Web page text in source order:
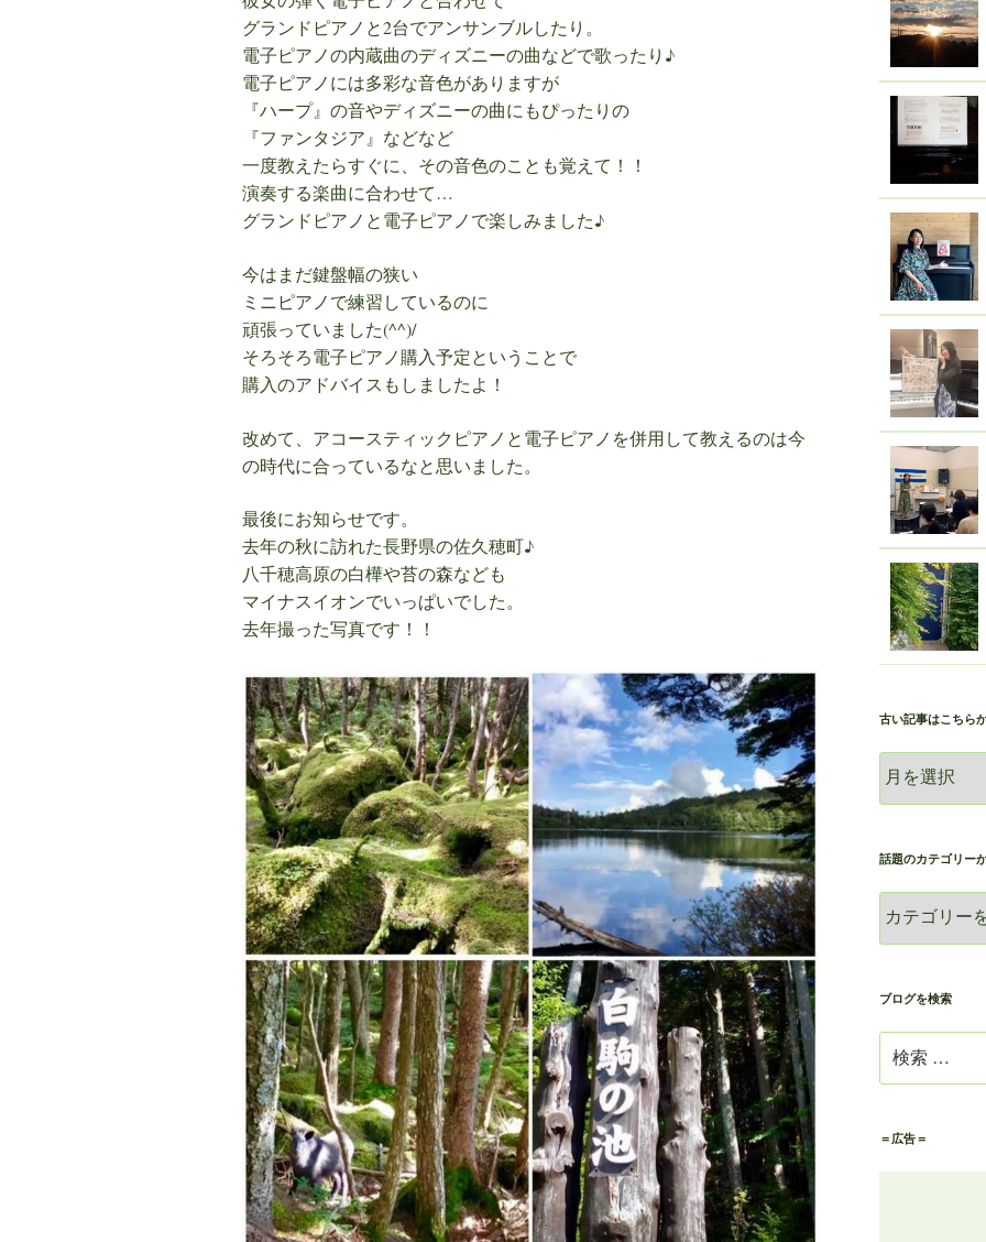
グランドピアノと2台でアンサンブルしたり。
電子ピアノの内蔵曲のディズニーの曲などで歌ったり♪
電子ピアノには多彩な音色がありますが
『ハープ』の音やディズニーの曲にもぴったりの
『ファンタジア』などなど
一度教えたらすぐに、その音色のことも覚えて！！
演奏する楽曲に合わせて…
グランドピアノと電子ピアノで楽しみました♪
今はまだ鍵盤幅の狭い
ミニピアノで練習しているのに
頑張っていました(^^)/
そろそろ電子ピアノ購入予定ということで
購入のアドバイスもしましたよ！
改めて、アコースティックピアノと電子ピアノを併用して教えるのは今
の時代に合っているなと思いました。
最後にお知らせです。
去年の秋に訪れた長野県の佐久穂町♪
八千穂高原の白樺や苔の森なども
マイナスイオンでいっぱいでした。
去年撮った写真です！！
古い記事はこちら
い
は
ち
お
探
し
く
話題のカテゴリー
題
テ
リ
探
す
ブログを検索
索:
＝広告＝